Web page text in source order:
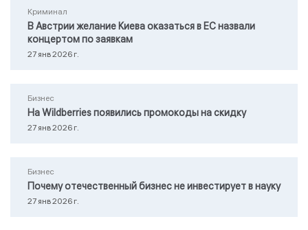
Криминал
В Австрии желание Киева оказаться в ЕС назвали
концертом по заявкам
27 янв 2026 г.
Бизнес
На Wildberries появились промокоды на скидку
27 янв 2026 г.
Бизнес
Почему отечественный бизнес не инвестирует в науку
27 янв 2026 г.